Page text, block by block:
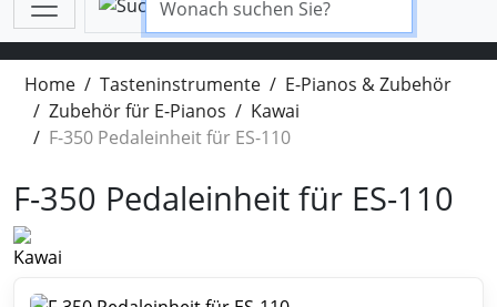
Home Tasteninstrumente
E-Pianos & Zubehör
Zubehör für E-Pianos
Kawai
F-350 Pedaleinheit für ES-110
F-350 Pedaleinheit für ES-110